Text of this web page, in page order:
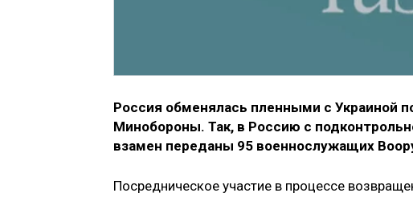
Россия обменялась пленными с Украиной
Минобороны. Так, в Россию с
взамен переданы 95 военнослужащих
Посредническое участие в процессе